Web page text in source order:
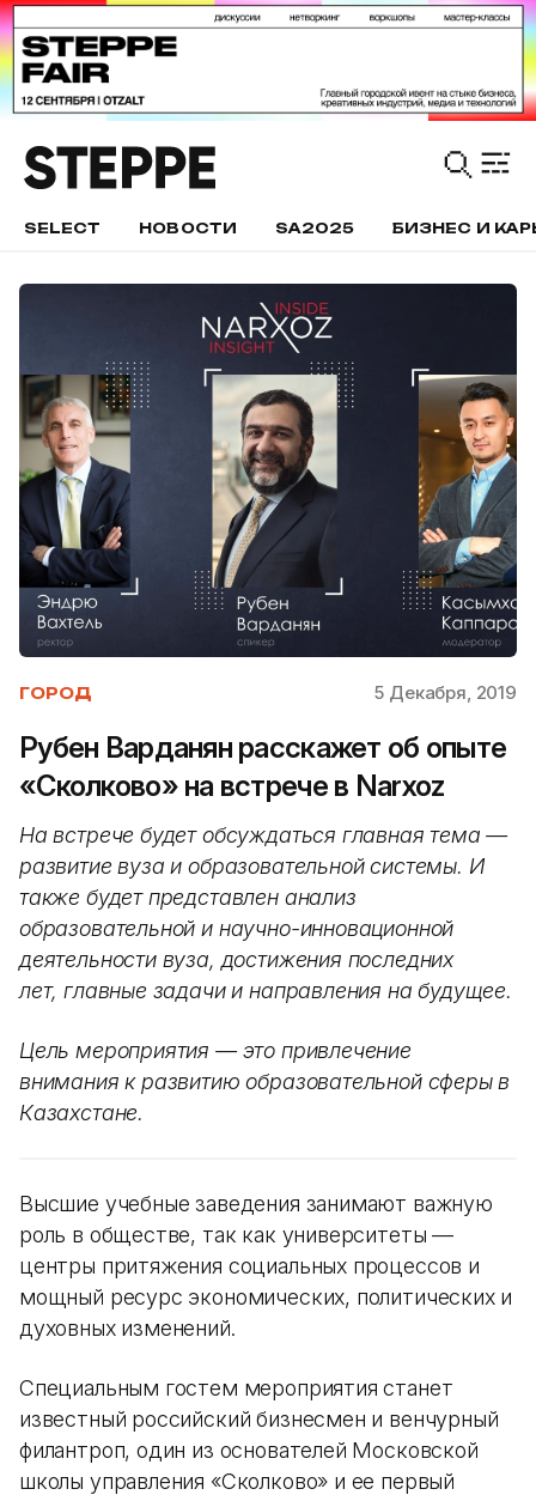
SELECT НОВОСТИ SA2025 БИЗНЕС И
ГОРОД 5 Декабря, 2019
Рубен Варданян расскажет об опыте
«Сколково» на встрече в Narxoz
На встрече будет обсуждаться главная тема —
развитие вуза и образовательной системы. И
также будет представлен анализ
образовательной и научно-инновационной
деятельности вуза, достижения последних
лет, главные задачи и направления на будущее.
Цель мероприятия — это привлечение
внимания к развитию образовательной сферы в
Казахстане.
Высшие учебные заведения занимают важную
роль в обществе, так как университеты —
центры притяжения социальных процессов и
мощный ресурс экономических, политических и
духовных изменений.
Специальным гостем мероприятия станет
известный российский бизнесмен и венчурный
филантроп, один из основателей Московской
школы управления «Сколково» и ее первый